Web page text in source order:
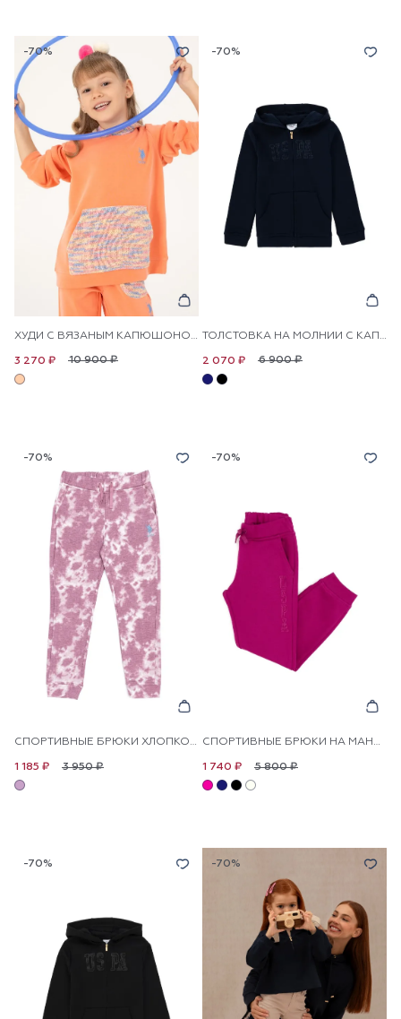
-70%
ХУДИ С ВЯЗАНЫМ КАПЮШОНОМ И КАРМАНОМ ДЛЯ ДЕВОЧЕК
10 900 ₽
3 270 ₽
-70%
ТОЛСТОВКА НА МОЛНИИ С КАПЮШОНОМ ДЛЯ ДЕВОЧЕК
6 900 ₽
2 070 ₽
-70%
СПОРТИВНЫЕ БРЮКИ ХЛОПКОВЫЕ ДЛЯ ДЕВОЧЕК
3 950 ₽
1 185 ₽
-70%
СПОРТИВНЫЕ БРЮКИ НА МАНЖЕТАХ ДЛЯ ДЕВОЧЕК
5 800 ₽
1 740 ₽
-70% -70%